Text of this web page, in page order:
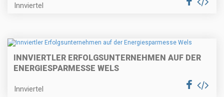
Innviertel
INNVIERTLER ERFOLGSUNTERNEHMEN AUF DER
ENERGIESPARMESSE WELS
Innviertel